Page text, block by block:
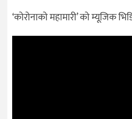
‘कोरोनाको महामारी’ को म्यूजिक